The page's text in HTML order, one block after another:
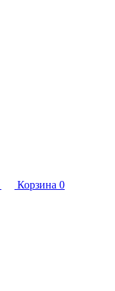
Корзина 0